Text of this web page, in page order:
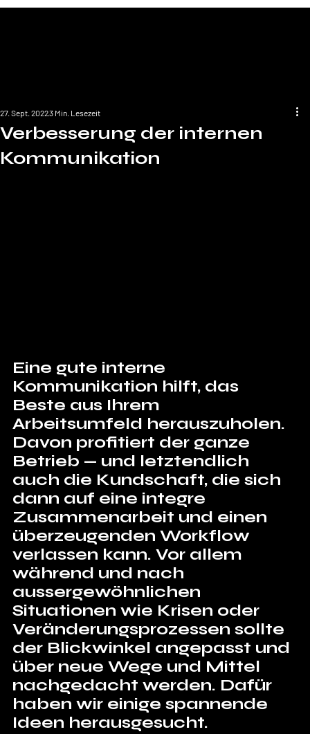
Verbesserung der internen
Kommunikation
27. Sept. 20223 Min. Lesezeit
Eine gute interne
Kommunikation hilft, das
Beste aus Ihrem
Arbeitsumfeld herauszuholen.
Davon profitiert der ganze
Betrieb — und letztendlich
auch die Kundschaft, die sich
dann auf eine integre
Zusammenarbeit und einen
überzeugenden Workflow
verlassen kann. Vor allem
während und nach
aussergewöhnlichen
Situationen wie Krisen oder
Veränderungsprozessen sollte
der Blickwinkel angepasst und
über neue Wege und Mittel
nachgedacht werden. Dafür
haben wir einige spannende
Ideen herausgesucht.